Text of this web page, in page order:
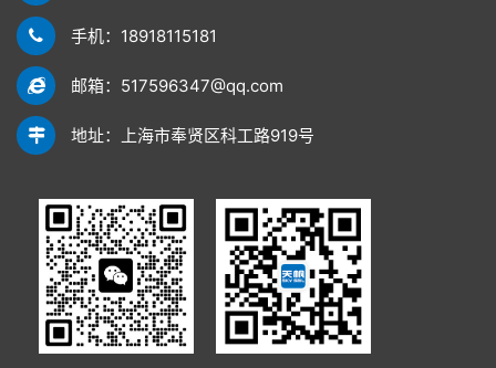
手机：18918115181
邮箱：517596347@qq.com
地址：上海市奉贤区科工路919号